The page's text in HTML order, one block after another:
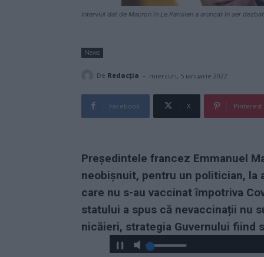
Interviul dat de Macron în Le Parisien a aruncat în aer
News
De Redacţia - miercuri, 5 ianuarie 2022
Facebook X Pinterest
Președintele francez Emmanuel
neobișnuit, pentru un politician, la
care nu s-au vaccinat împotriva
statului a spus că nevaccinații nu
nicăieri, strategia Guvernului fiind